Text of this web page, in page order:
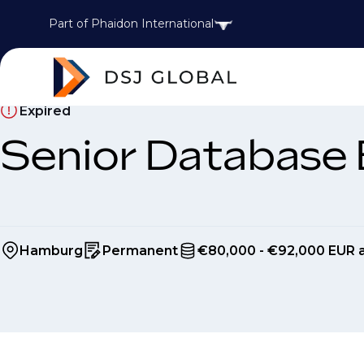
Part of Phaidon International
Expired
Senior Database
Hamburg Permanent €80,000 - €92,000 EUR